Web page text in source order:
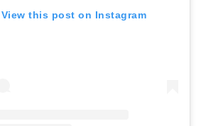
View this post on Instagram